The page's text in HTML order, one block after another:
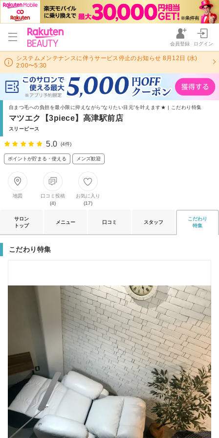
会員登録 ログイン
システムメンテナンスに伴うサービス停止のお知らせ 8月12日 (水)
2:00〜5:30
自まつ毛への負担を最小限に抑えながら“なりたい目元”を叶えます★ | こだわり特集
マツエク【3piece】高津駅前店
スリーピース
5.0 (4件)
ポイントが貯まる・使える メンズ歓迎
地図
口コミ投稿
(4)
お気に入り
(17)
サロン
トップ
メニュー 口コミ スタッフ
こだわり
特集
こだわり特集